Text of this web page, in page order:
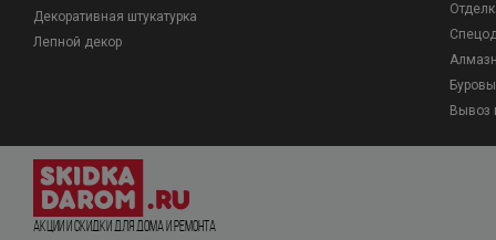
Декоративная штукатурка
Лепной декор
Вывоз
Акции и Скидки для дома и ремонта